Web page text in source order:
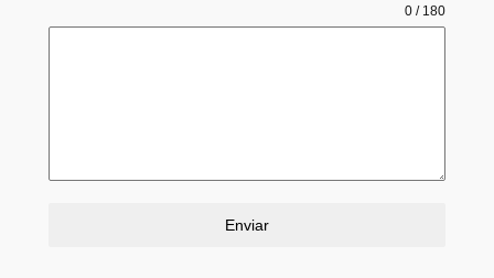
0 / 180
Enviar